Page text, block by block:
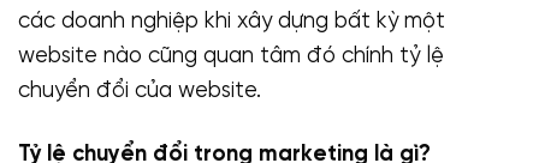
các doanh nghiệp khi xây dựng bất kỳ một
website nào cũng quan tâm đó chính tỷ lệ
chuyển đổi của website.
Tỷ lệ chuyển đổi trong marketing là gì?